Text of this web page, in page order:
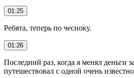
01:25
Ребята, теперь по чесноку.
01:26
Последний раз, когда я менял деньги
путешествовал с одной очень